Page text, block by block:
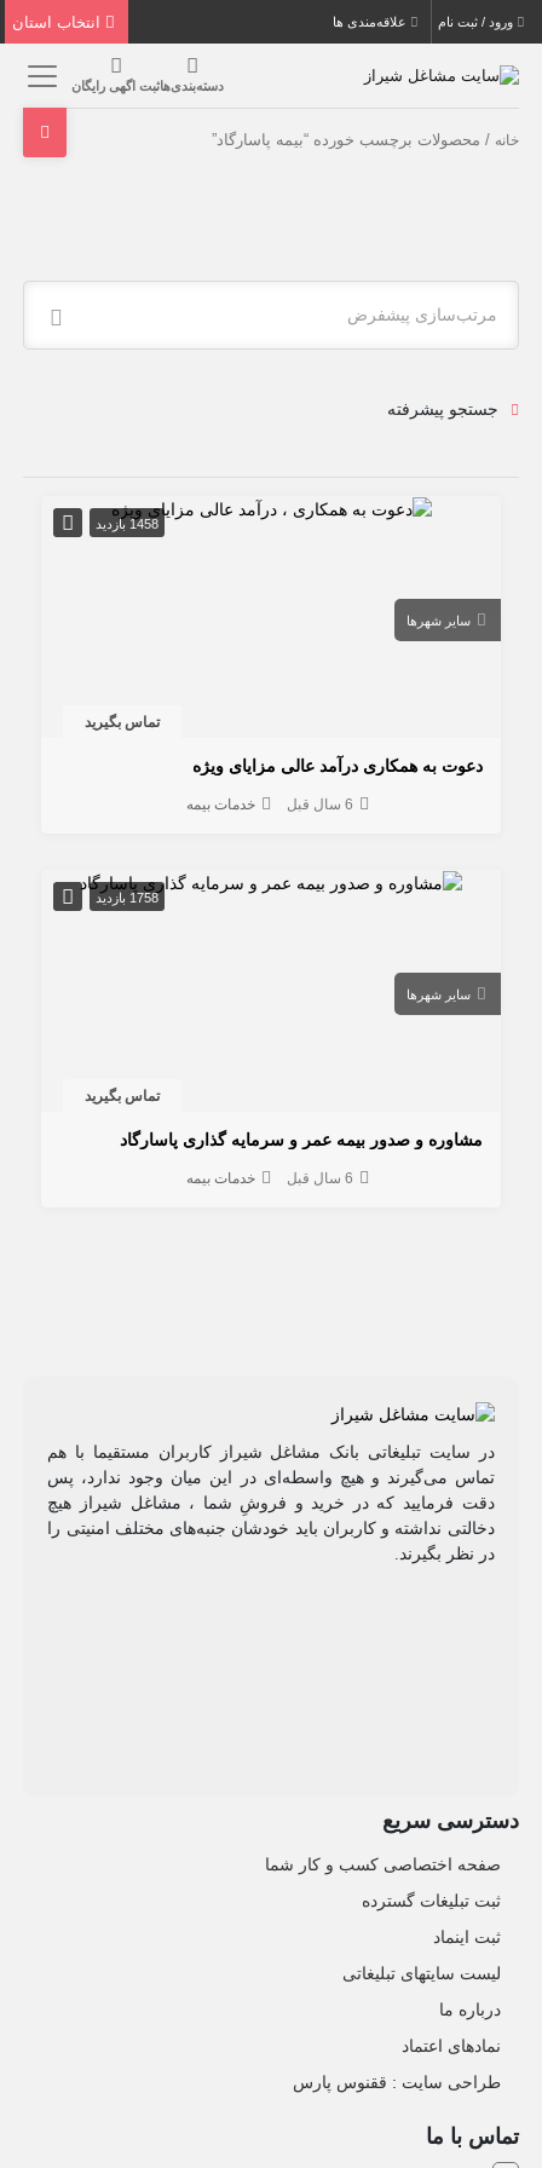
ورود / ثبت نام علاقه‌مندی ها
دسته‌بندی‌هاثبت اگهی رایگان
خانه / محصولات برچسب خورده “بیمه پاسارگاد”
مرتب‌سازی پیشفرض
جستجو پیشرفته
1458 بازدید
سایر شهرها
تماس بگیرید
دعوت به همکاری درآمد عالی مزایای ویژه
6 سال قبل خدمات بیمه
1758 بازدید
سایر شهرها
تماس بگیرید
مشاوره و صدور بیمه عمر و سرمایه گذاری پاسارگاد
6 سال قبل خدمات بیمه
در سایت تبلیغاتی بانک مشاغل شیراز کاربران مستقیما با هم
تماس می‌گیرند و هیچ واسطه‌ای در این میان وجود ندارد، پس
دقت فرمایید که در خرید و فروشِ شما ، مشاغل شیراز هیچ
دخالتی نداشته و کاربران باید خودشان جنبه‌های مختلف امنیتی را
در نظر بگیرند.
دسترسی سریع
صفحه اختصاصی کسب و کار شما
ثبت تبلیغات گسترده
ثبت اینماد
لیست سایتهای تبلیغاتی
درباره ما
نمادهای اعتماد
طراحی سایت : ققنوس پارس
تماس با ما